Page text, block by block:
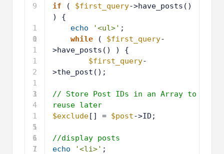
9
1
0
1
1
1
2
1
3
1
4
1
5
1
6
1
7
1
if
( $first_query->have_posts()
) {
echo
'<ul>' ;
while
( $first_query-
>have_posts() ) {
$first_query-
>the_post();
// Store Post IDs in an Array to
reuse later
$exclude[] = $post->ID;
//display posts
echo
'<li>' ;